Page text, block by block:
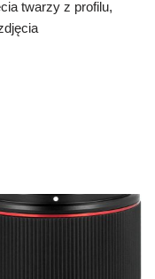
twarzy z profilu,